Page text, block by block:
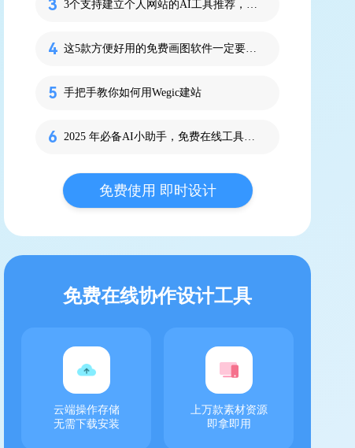
3个支持建立个人网站的AI工具推荐，无代码开发
这5款方便好用的免费画图软件一定要收藏！
手把手教你如何用Wegic建站
2025 年必备AI小助手，免费在线工具帮你提升效率
免费使用 即时设计
免费在线协作设计工具
云端操作存储
无需下载安装
上万款素材资源
即拿即用